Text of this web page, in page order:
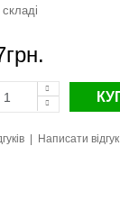
| Написати відгук